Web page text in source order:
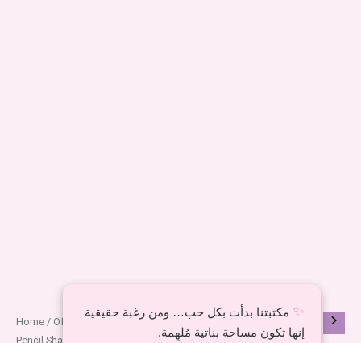
Home / Office Products
/ Lilo and Stitch Desk Lamp with
Pencil Sharpener in 2 Colours
✨ مكتبتنا بدأت بكل حب… ومن رغبة حقيقية
إنها تكون مساحة بناتية مُلهِمة.